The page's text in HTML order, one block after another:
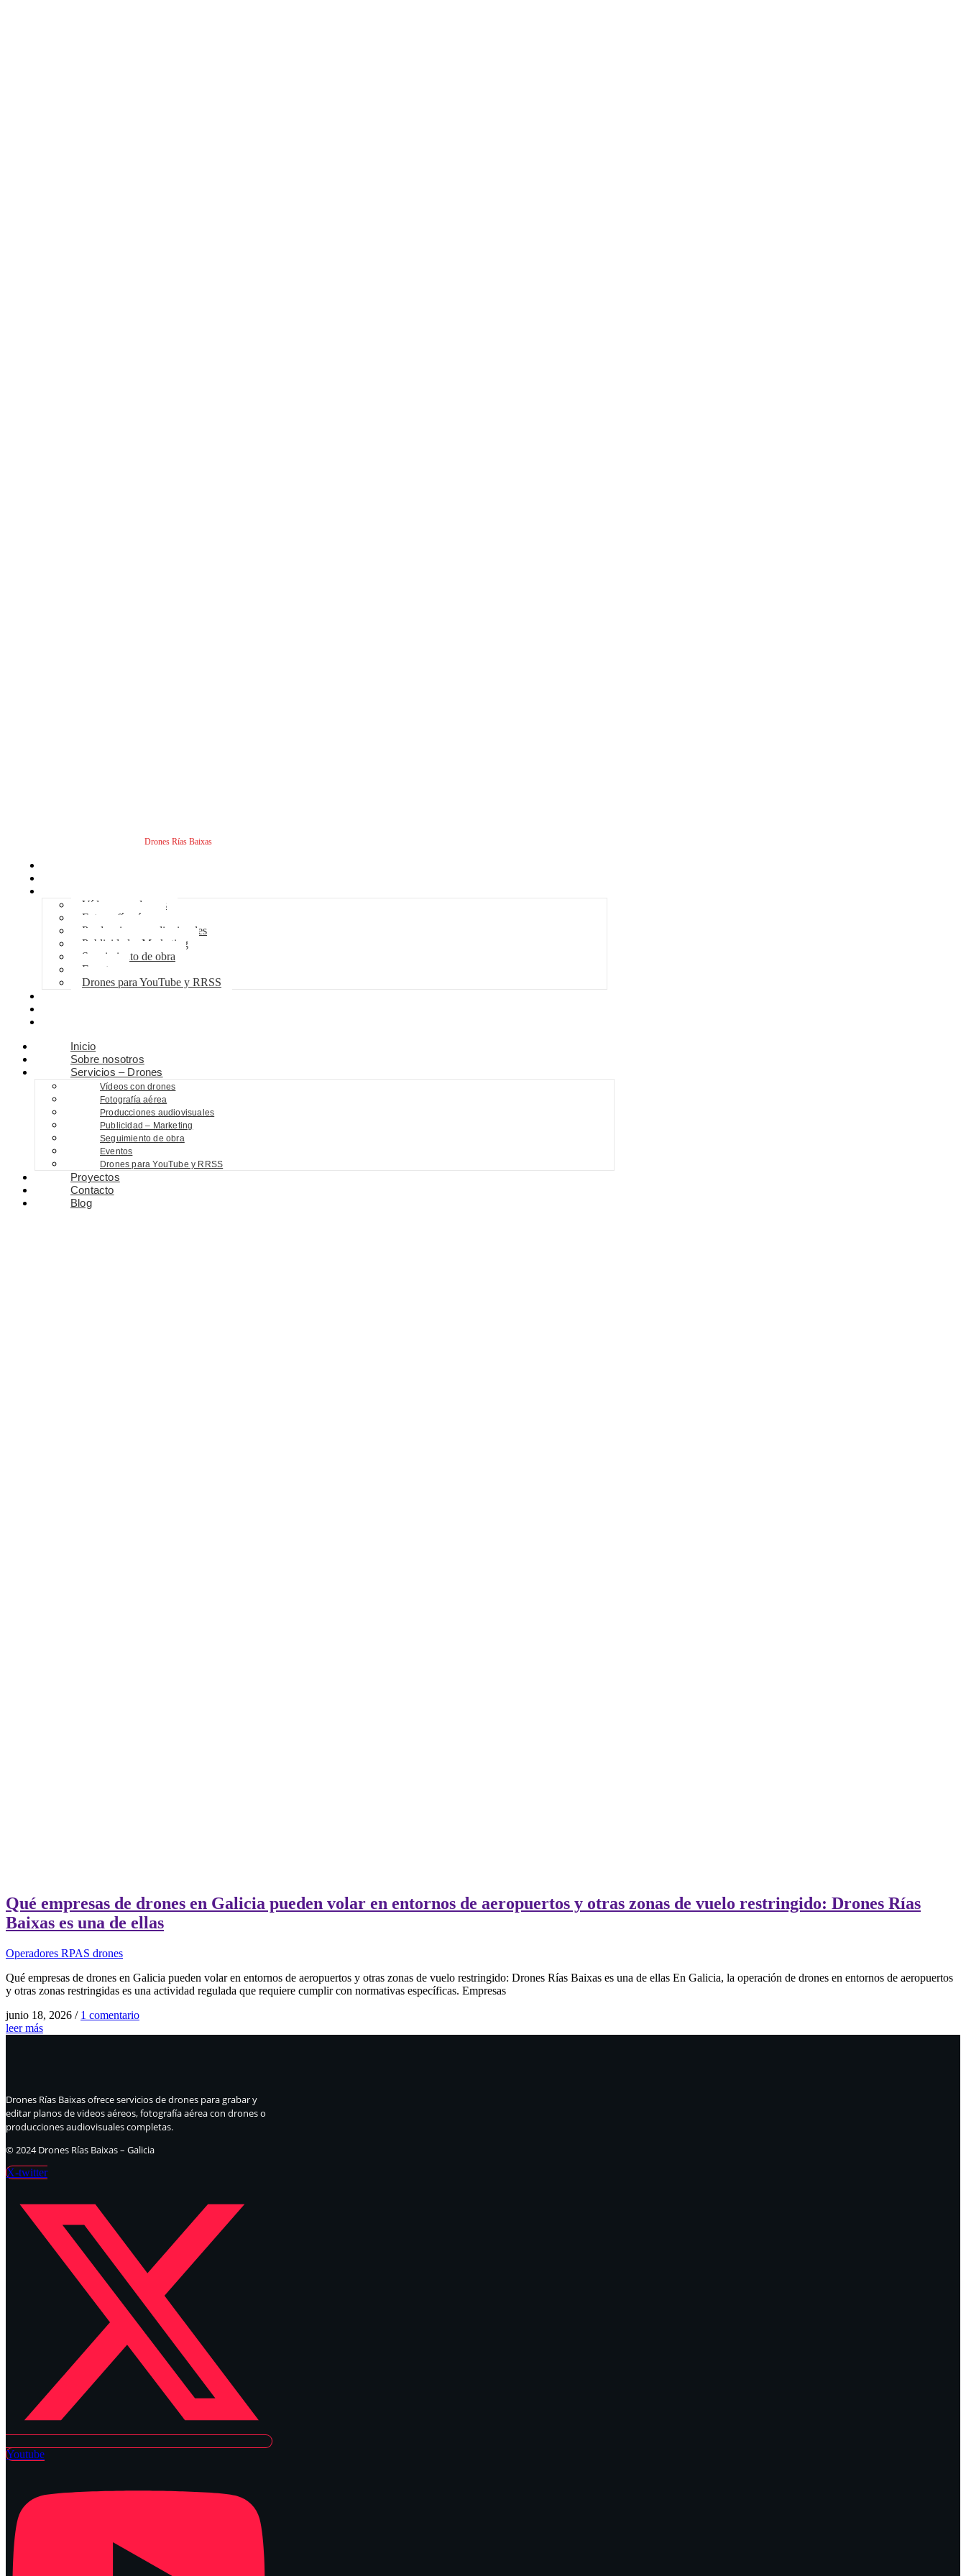
Drones Rías Baixas
Vídeos con drones
Fotografía aérea
Producciones audiovisuales
Publicidad – Marketing
Seguimiento de obra
Eventos
Drones para YouTube y RRSS
Inicio
Sobre nosotros
Servicios – Drones
Vídeos con drones
Fotografía aérea
Producciones audiovisuales
Publicidad – Marketing
Seguimiento de obra
Eventos
Drones para YouTube y RRSS
Proyectos
Contacto
Blog
Qué empresas de drones en Galicia pueden volar en entornos de aeropuertos y otras zonas de vuelo restringido: Drones Rías
Baixas es una de ellas
Operadores RPAS drones
Qué empresas de drones en Galicia pueden volar en entornos de aeropuertos y otras zonas de vuelo restringido: Drones Rías Baixas es una de ellas En Galicia, la operación de drones en entornos de aeropuertos
y otras zonas restringidas es una actividad regulada que requiere cumplir con normativas específicas. Empresas
junio 18, 2026 / 1 comentario
leer más
Drones Rías Baixas ofrece servicios de drones para grabar y
editar planos de videos aéreos, fotografía aérea con drones o
producciones audiovisuales completas.
© 2024 Drones Rías Baixas – Galicia
X-twitter
Youtube